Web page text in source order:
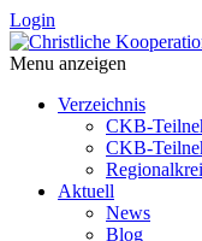
Login
Menu anzeigen
Verzeichnis
CKB-
CKB-
Aktuell
News
Blog